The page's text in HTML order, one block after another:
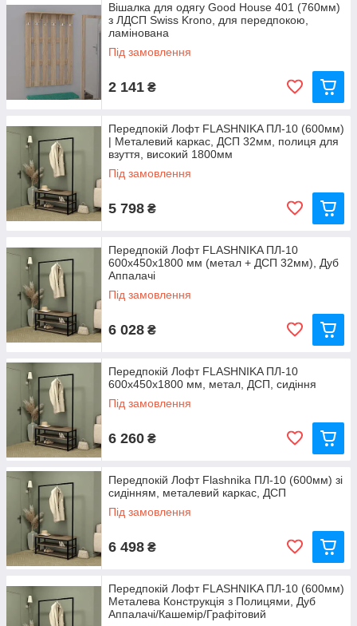
Вішалка для одягу Good House 401 (760мм)
з ЛДСП Swiss Krono, для передпокою,
ламінована
Під замовлення
2 141 ₴
Передпокій Лофт FLASHNIKA ПЛ-10 (600мм)
| Металевий каркас, ДСП 32мм, полиця для
взуття, високий 1800мм
Під замовлення
5 798 ₴
Передпокій Лофт FLASHNIKA ПЛ-10
600х450х1800 мм (метал + ДСП 32мм), Дуб
Аппалачі
Під замовлення
6 028 ₴
Передпокій Лофт FLASHNIKA ПЛ-10
600x450x1800 мм, метал, ДСП, сидіння
Під замовлення
6 260 ₴
Передпокій Лофт Flashnika ПЛ-10 (600мм) зі
сидінням, металевий каркас, ДСП
Під замовлення
6 498 ₴
Передпокій Лофт FLASHNIKA ПЛ-10 (600мм)
Металева Конструкція з Полицями, Дуб
Аппалачі/Кашемір/Графітовий